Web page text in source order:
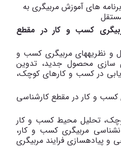
های آموزش مربیگری به
کسب و کار در مقطع
و نظریه­های مربیگری کسب و
سازی محصول جدید، تدوین
در کسب و کارهای کوچک،
و کار در مقطع کارشناسی
تحلیل محیط کسب و کار
مربیگری کسب و کار،
و پیاده­سازی فرایند مربیگری